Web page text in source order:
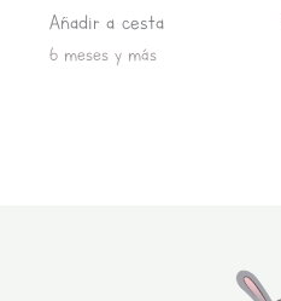
Añadir a cesta
6 meses y más